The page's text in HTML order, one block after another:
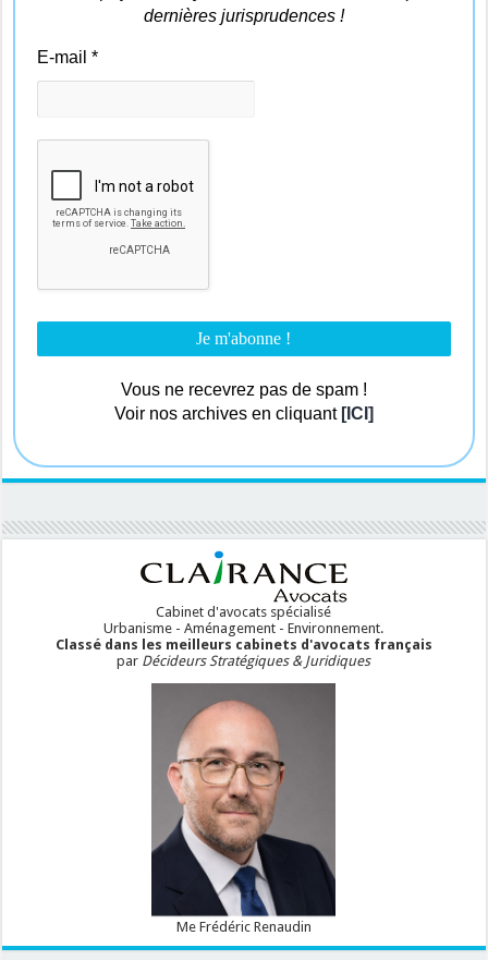
dernières jurisprudences !
E-mail*
Vous ne recevrez pas de spam !
Voir nos archives en cliquant [ICI]
Cabinet d'avocats spécialisé
Urbanisme - Aménagement - Environnement.
Classé dans les meilleurs cabinets d'avocats français
par Décideurs Stratégiques & Juridiques
Me Frédéric Renaudin